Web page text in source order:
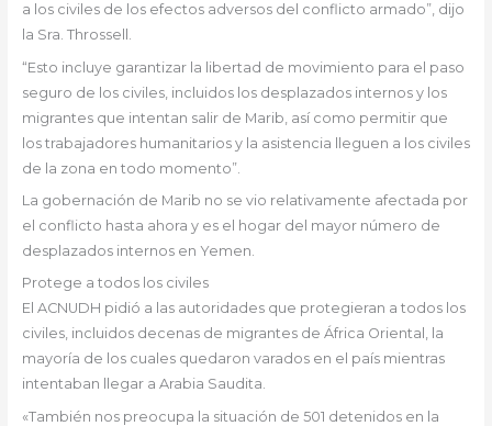
a los civiles de los efectos adversos del conflicto armado”, dijo
la Sra. Throssell.
“Esto incluye garantizar la libertad de movimiento para el paso
seguro de los civiles, incluidos los desplazados internos y los
migrantes que intentan salir de Marib, así como permitir que
los trabajadores humanitarios y la asistencia lleguen a los civiles
de la zona en todo momento”.
La gobernación de Marib no se vio relativamente afectada por
el conflicto hasta ahora y es el hogar del mayor número de
desplazados internos en Yemen.
Protege a todos los civiles
El ACNUDH pidió a las autoridades que protegieran a todos los
civiles, incluidos decenas de migrantes de África Oriental, la
mayoría de los cuales quedaron varados en el país mientras
intentaban llegar a Arabia Saudita.
«También nos preocupa la situación de 501 detenidos en la